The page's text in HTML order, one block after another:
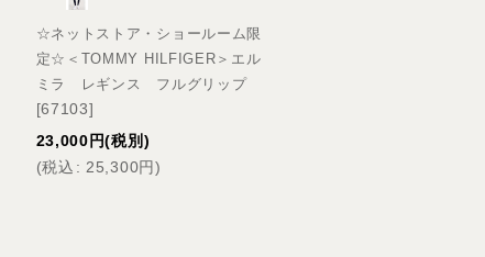
☆ネットストア・ショールーム限
定☆＜TOMMY HILFIGER＞エル
ミラ レギンス フルグリップ
[67103]
23,000 円(税別)
(税込 : 25,300円)